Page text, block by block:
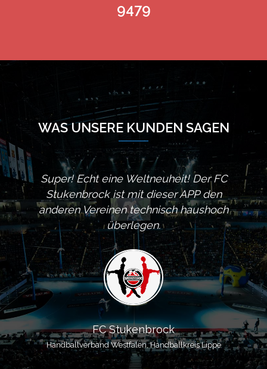
9479
WAS UNSERE KUNDEN SAGEN
Super! Echt eine Weltneuheit! Der FC
Stukenbrock ist mit dieser APP den
anderen Vereinen technisch haushoch
überlegen.
FC Stukenbrock
Handballverband Westfalen, Handballkreis Lippe